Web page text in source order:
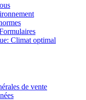
Climat optimal
de vente